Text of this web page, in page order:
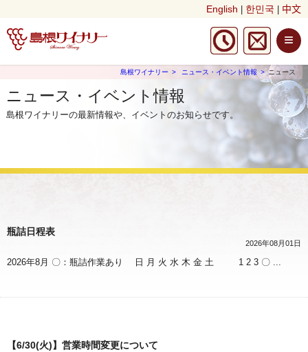
English 한민국 中文
≡
島根ワイナリー ニュース・イベント情報 ニュース
ニュース・イベント情報
島根ワイナリーの最新情報や、イベントのお知らせです。
瓶詰日程表
2026年08月01日
2026年8月 〇：瓶詰作業あり 日 月 火 水 木 金 土 1 2 3 〇 ...
【6/30(火)】営業時間変更について